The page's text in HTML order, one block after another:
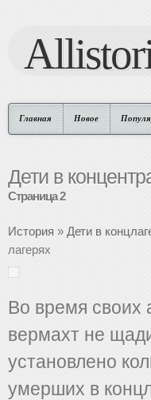
Главная Новое
Дети в
Страница 2
История » Дети в
лагерях
Во время своих
вермахт не
установлено
умерших в